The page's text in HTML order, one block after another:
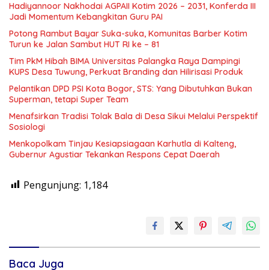
Hadiyannoor Nakhodai AGPAII Kotim 2026 – 2031, Konferda III
Jadi Momentum Kebangkitan Guru PAI
Potong Rambut Bayar Suka-suka, Komunitas Barber Kotim
Turun ke Jalan Sambut HUT RI ke – 81
Tim PkM Hibah BIMA Universitas Palangka Raya Dampingi
KUPS Desa Tuwung, Perkuat Branding dan Hilirisasi Produk
Pelantikan DPD PSI Kota Bogor, STS: Yang Dibutuhkan Bukan
Superman, tetapi Super Team
Menafsirkan Tradisi Tolak Bala di Desa Sikui Melalui Perspektif
Sosiologi
Menkopolkam Tinjau Kesiapsiagaan Karhutla di Kalteng,
Gubernur Agustiar Tekankan Respons Cepat Daerah
Pengunjung: 1,184
Baca Juga